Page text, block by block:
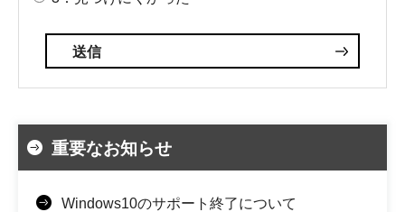
重要なお知らせ
Windows10のサポート終了について